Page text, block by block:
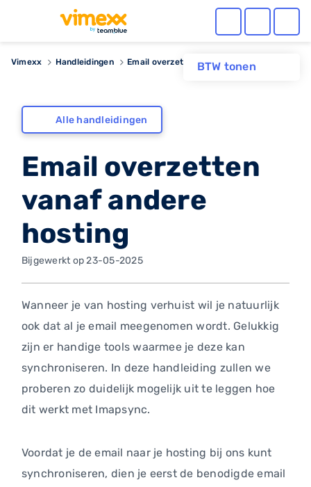
BTW tonen
Vimexx Handleidingen Email overzetten vanaf andere hosting
Alle handleidingen
Email overzetten
vanaf andere
hosting
Bijgewerkt op 23-05-2025
Wanneer je van hosting verhuist wil je natuurlijk
ook dat al je email meegenomen wordt. Gelukkig
zijn er handige tools waarmee je deze kan
synchroniseren. In deze handleiding zullen we
proberen zo duidelijk mogelijk uit te leggen hoe
dit werkt met Imapsync.
Voordat je de email naar je hosting bij ons kunt
synchroniseren, dien je eerst de benodigde email